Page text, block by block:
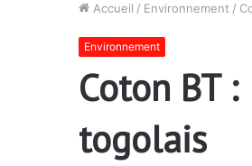
Accueil / Environnement /
Environnement
Coton BT
togolais